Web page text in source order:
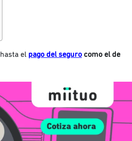
el pago del seguro como el de